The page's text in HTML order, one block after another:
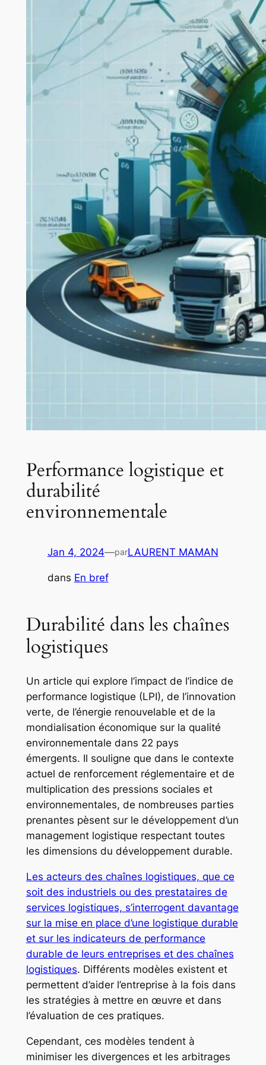
Performance logistique et
durabilité
environnementale
Jan 4, 2024—parLAURENT MAMAN
dans En bref
Durabilité dans les chaînes
logistiques
Un article qui explore l’impact de l’indice de
performance logistique (LPI), de l’innovation
verte, de l’énergie renouvelable et de la
mondialisation économique sur la qualité
environnementale dans 22 pays
émergents. Il souligne que dans le contexte
actuel de renforcement réglementaire et de
multiplication des pressions sociales et
environnementales, de nombreuses parties
prenantes pèsent sur le développement d’un
management logistique respectant toutes
les dimensions du développement durable.
Les acteurs des chaînes logistiques, que ce
soit des industriels ou des prestataires de
services logistiques, s’interrogent davantage
sur la mise en place d’une logistique durable
et sur les indicateurs de performance
durable de leurs entreprises et des chaînes
logistiques. Différents modèles existent et
permettent d’aider l’entreprise à la fois dans
les stratégies à mettre en œuvre et dans
l’évaluation de ces pratiques.
Cependant, ces modèles tendent à
minimiser les divergences et les arbitrages